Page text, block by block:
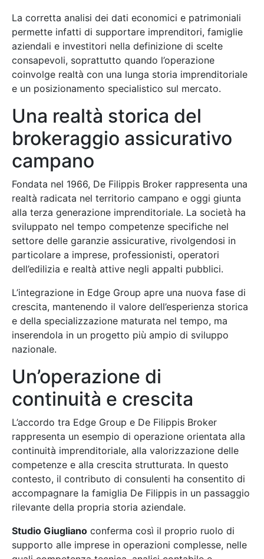
La corretta analisi dei dati economici e patrimoniali
permette infatti di supportare imprenditori, famiglie
aziendali e investitori nella definizione di scelte
consapevoli, soprattutto quando l’operazione
coinvolge realtà con una lunga storia imprenditoriale
e un posizionamento specialistico sul mercato.
Una realtà storica del
brokeraggio assicurativo
campano
Fondata nel 1966, De Filippis Broker rappresenta una
realtà radicata nel territorio campano e oggi giunta
alla terza generazione imprenditoriale. La società ha
sviluppato nel tempo competenze specifiche nel
settore delle garanzie assicurative, rivolgendosi in
particolare a imprese, professionisti, operatori
dell’edilizia e realtà attive negli appalti pubblici.
L’integrazione in Edge Group apre una nuova fase di
crescita, mantenendo il valore dell’esperienza storica
e della specializzazione maturata nel tempo, ma
inserendola in un progetto più ampio di sviluppo
nazionale.
Un’operazione di
continuità e crescita
L’accordo tra Edge Group e De Filippis Broker
rappresenta un esempio di operazione orientata alla
continuità imprenditoriale, alla valorizzazione delle
competenze e alla crescita strutturata. In questo
contesto, il contributo di consulenti ha consentito di
accompagnare la famiglia De Filippis in un passaggio
rilevante della propria storia aziendale.
Studio Giugliano conferma così il proprio ruolo di
supporto alle imprese in operazioni complesse, nelle